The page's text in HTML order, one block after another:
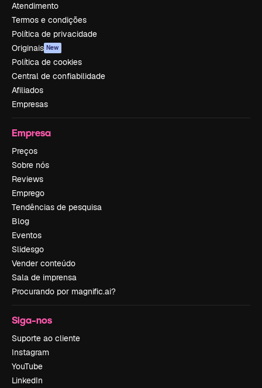
Atendimento
Termos e condições
Política de privacidade
Originais New
Política de cookies
Central de confiabilidade
Afiliados
Empresas
Empresa
Preços
Sobre nós
Reviews
Emprego
Tendências de pesquisa
Blog
Eventos
Slidesgo
Vender conteúdo
Sala de imprensa
Procurando por magnific.ai?
Siga-nos
Suporte ao cliente
Instagram
YouTube
LinkedIn